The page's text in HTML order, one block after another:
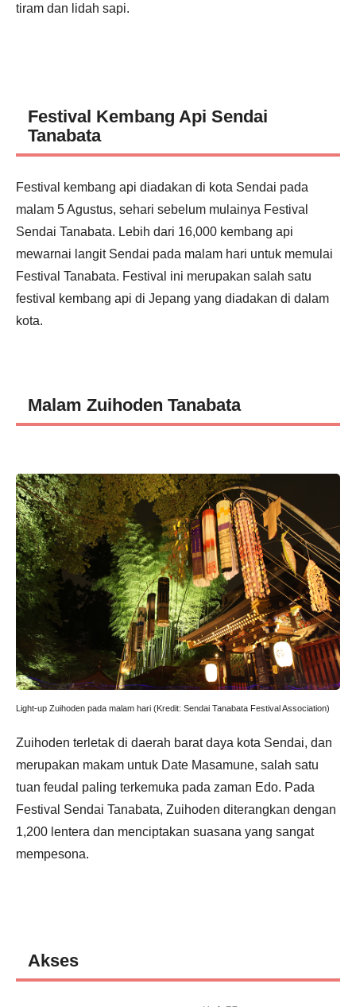
tiram dan lidah sapi.
Festival Kembang Api Sendai
Tanabata
Festival kembang api diadakan di kota Sendai pada
malam 5 Agustus, sehari sebelum mulainya Festival
Sendai Tanabata. Lebih dari 16,000 kembang api
mewarnai langit Sendai pada malam hari untuk memulai
Festival Tanabata. Festival ini merupakan salah satu
festival kembang api di Jepang yang diadakan di dalam
kota.
Malam Zuihoden Tanabata
Light-up Zuihoden pada malam hari (Kredit: Sendai Tanabata Festival Association)
Zuihoden terletak di daerah barat daya kota Sendai, dan
merupakan makam untuk Date Masamune, salah satu
tuan feudal paling terkemuka pada zaman Edo. Pada
Festival Sendai Tanabata, Zuihoden diterangkan dengan
1,200 lentera dan menciptakan suasana yang sangat
mempesona.
Akses